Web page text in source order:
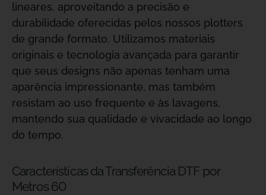
lineares, aproveitando a precisão e
durabilidade oferecidas pelos nossos plotters
de grande formato. Utilizamos materiais
originais e tecnologia avançada para garantir
que seus designs não apenas tenham uma
aparência impressionante, mas também
resistam ao uso frequente e às lavagens,
mantendo sua qualidade e vivacidade ao longo
do tempo.
Características da Transferência DTF por
Metros 60